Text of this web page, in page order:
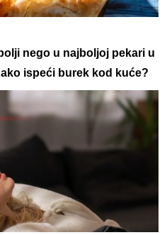
nego u najboljoj pekari u
ispeći burek kod kuće?